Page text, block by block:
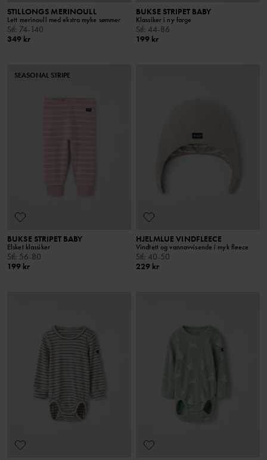
STILLONGS MERINOULL
Lett merinoull med ekstra myke sømmer
Stl: 74-140
349 kr
BUKSE STRIPET BABY
Klassiker i ny farge
Stl: 44-86
199 kr
SEASONAL STRIPE
BUKSE STRIPET BABY
Elsket klassiker
Stl: 56-80
199 kr
HJELMLUE VINDFLEECE
Vindtett og vannavvisende i myk fleece
Stl: 40-50
229 kr